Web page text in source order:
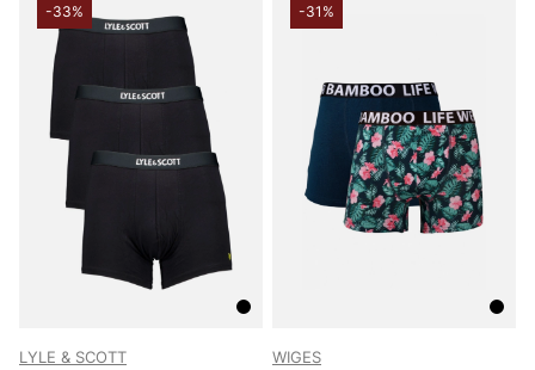
-33%
LYLE & SCOTT
-31%
WIGES